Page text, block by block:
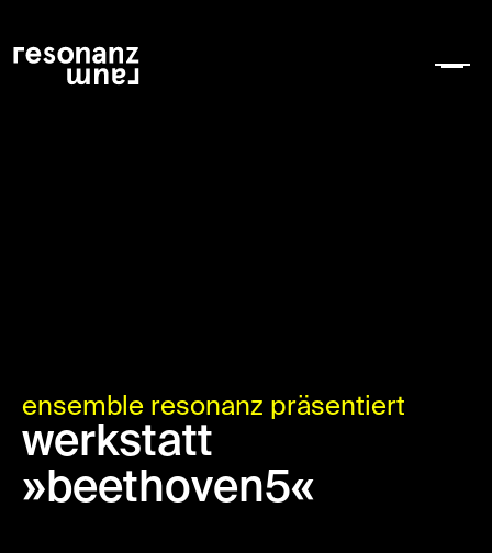
ensemble resonanz präsentiert
werkstatt
»beethoven5«